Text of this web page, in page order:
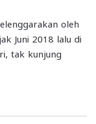
oleh
Juni 2018 lalu di
tak kunjung